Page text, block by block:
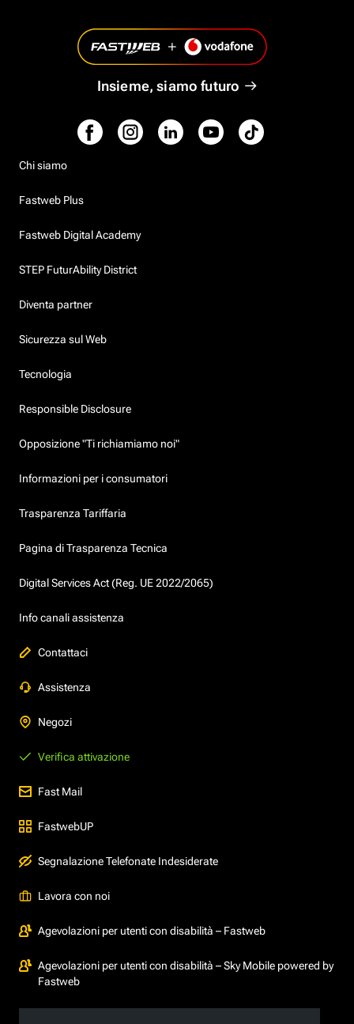
Insieme, siamo futuro
Chi siamo
Fastweb Plus
Fastweb Digital Academy
STEP FuturAbility District
Diventa partner
Sicurezza sul Web
Tecnologia
Responsible Disclosure
Opposizione "Ti richiamiamo noi"
Informazioni per i consumatori
Trasparenza Tariffaria
Pagina di Trasparenza Tecnica
Digital Services Act (Reg. UE 2022/2065)
Info canali assistenza
Contattaci
Assistenza
Negozi
Verifica attivazione
Fast Mail
FastwebUP
Segnalazione Telefonate Indesiderate
Lavora con noi
Agevolazioni per utenti con disabilità – Fastweb
Agevolazioni per utenti con disabilità – Sky Mobile powered by
Fastweb